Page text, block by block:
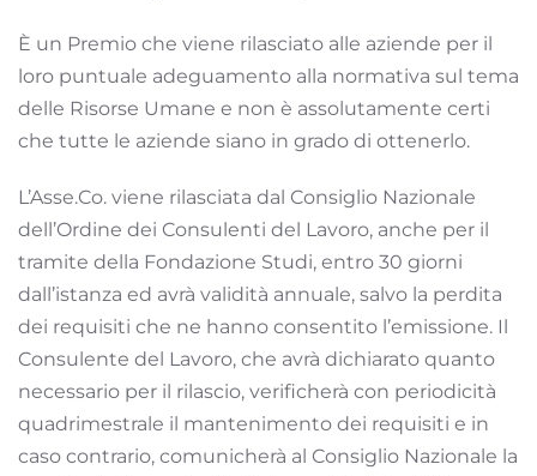
È un Premio che viene rilasciato alle aziende per il
loro puntuale adeguamento alla normativa sul tema
delle Risorse Umane e non è assolutamente certi
che tutte le aziende siano in grado di ottenerlo.
L’Asse.Co. viene rilasciata dal Consiglio Nazionale
dell’Ordine dei Consulenti del Lavoro, anche per il
tramite della Fondazione Studi, entro 30 giorni
dall’istanza ed avrà validità annuale, salvo la perdita
dei requisiti che ne hanno consentito l’emissione. Il
Consulente del Lavoro, che avrà dichiarato quanto
necessario per il rilascio, verificherà con periodicità
quadrimestrale il mantenimento dei requisiti e in
caso contrario, comunicherà al Consiglio Nazionale la